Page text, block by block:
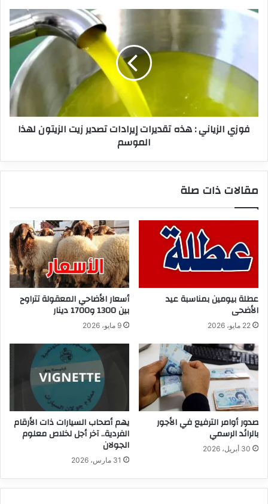
فوزي
تقديرات
إيرادات
الزيتون
لهذافوزي الزياني : هذه تقديرات إيرادات تصدير زيت الزيتون لهذا
الموسم
مقالات ذات صلة
عطلة بيومين بمناسبة عيد
الأضحى
22 مايو، 2026
أسعار الأضاحي المعقولة تتراوح
بين 1300 و1700 دينار
9 مايو، 2026
صدور أوامر الترفيع في الأجور
بالرائد الرسمي
30 أبريل، 2026
يهم أصحاب السيارات ذات الأرقام
الفردية.. آخر أجل لخلاص معلوم
الجولان
31 مارس، 2026